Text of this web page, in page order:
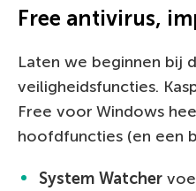
Free antivirus,
Laten we beginnen bij
veiligheidsfuncties.
Free voor Windows
hoofdfuncties (en een
System Watcher